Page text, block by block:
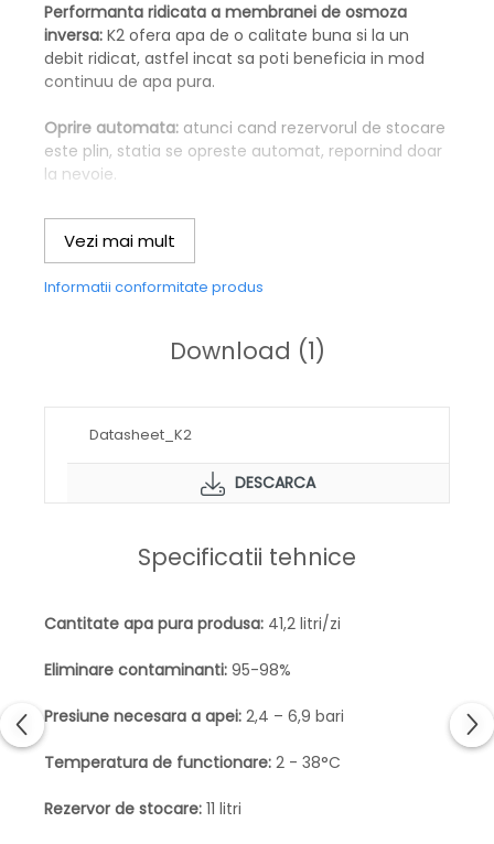
Performanta ridicata a membranei de osmoza
inversa: K2 ofera apa de o calitate buna si la un
debit ridicat, astfel incat sa poti beneficia in mod
continuu de apa pura.
Oprire automata: atunci cand rezervorul de stocare
este plin, statia se opreste automat, repornind doar
la nevoie.
Sistem unic de schimbare a cartuselor:
este un proces extrem de simplu (fara cheie), pe
principiul „twist and lock”.
sunt primele sisteme non-electrice din lume.
marca Kinetico beneficiaza de o tehnologie
avansata, conferind fiabilitate si costuri minime de
Design compact:este menit a se adapta spatiilor
prezinta mai multe optiuni de instalare.
Vezi mai mult
Informatii conformitate produs
Download (1)
Datasheet_K2
DESCARCA
Specificatii tehnice
Cantitate apa pura produsa: 41,2 litri/zi
Eliminare contaminanti: 95-98%
Presiune necesara a apei: 2,4 – 6,9 bari
Temperatura de functionare: 2 - 38°C
Rezervor de stocare: 11 litri